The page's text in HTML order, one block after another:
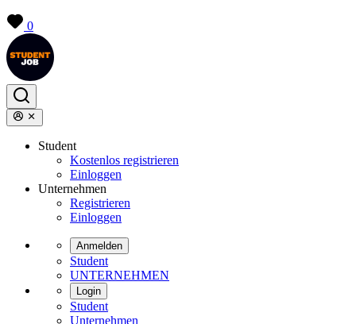
0
Student
Kostenlos registrieren
Einloggen
Unternehmen
Registrieren
Einloggen
Anmelden
Student
UNTERNEHMEN
Login
Student
Unternehmen